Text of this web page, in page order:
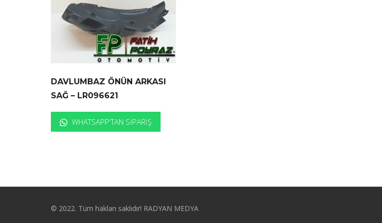
DAVLUMBAZ ÖNÜN ARKASI
SAĞ – LR096621
WHATSAPP'TAN SIPARIŞ
© 2022. Tüm hakları saklıdır! RADYAN MEDYA